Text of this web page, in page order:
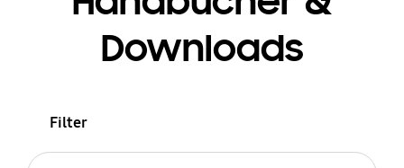
Downloads
Filter